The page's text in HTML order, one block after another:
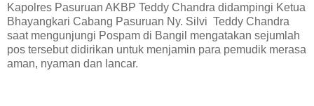
Kapolres Pasuruan AKBP Teddy Chandra didampingi Ketua
Bhayangkari Cabang Pasuruan Ny. Silvi Teddy Chandra
saat mengunjungi Pospam di Bangil mengatakan sejumlah
pos tersebut didirikan untuk menjamin para pemudik merasa
aman, nyaman dan lancar.